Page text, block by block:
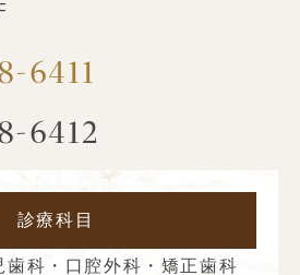
6411
6412
診療科目
歯科・口腔外科・矯正歯科